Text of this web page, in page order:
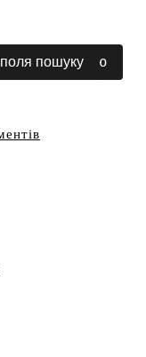
мобільне меню
пошуку